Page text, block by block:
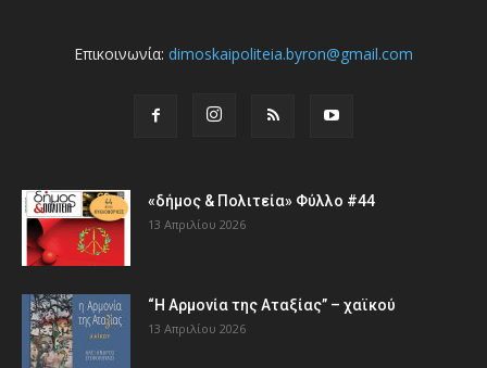
Επικοινωνία: dimoskaipoliteia.byron@gmail.com
«δήμος & Πολιτεία» Φύλλο #44
13 Απριλίου 2026
“Η Αρμονία της Αταξίας” – χαϊκού
13 Απριλίου 2026